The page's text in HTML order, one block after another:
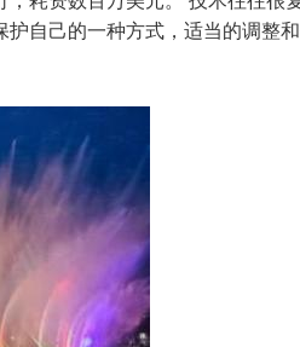
自己的一种方式，适当的调整